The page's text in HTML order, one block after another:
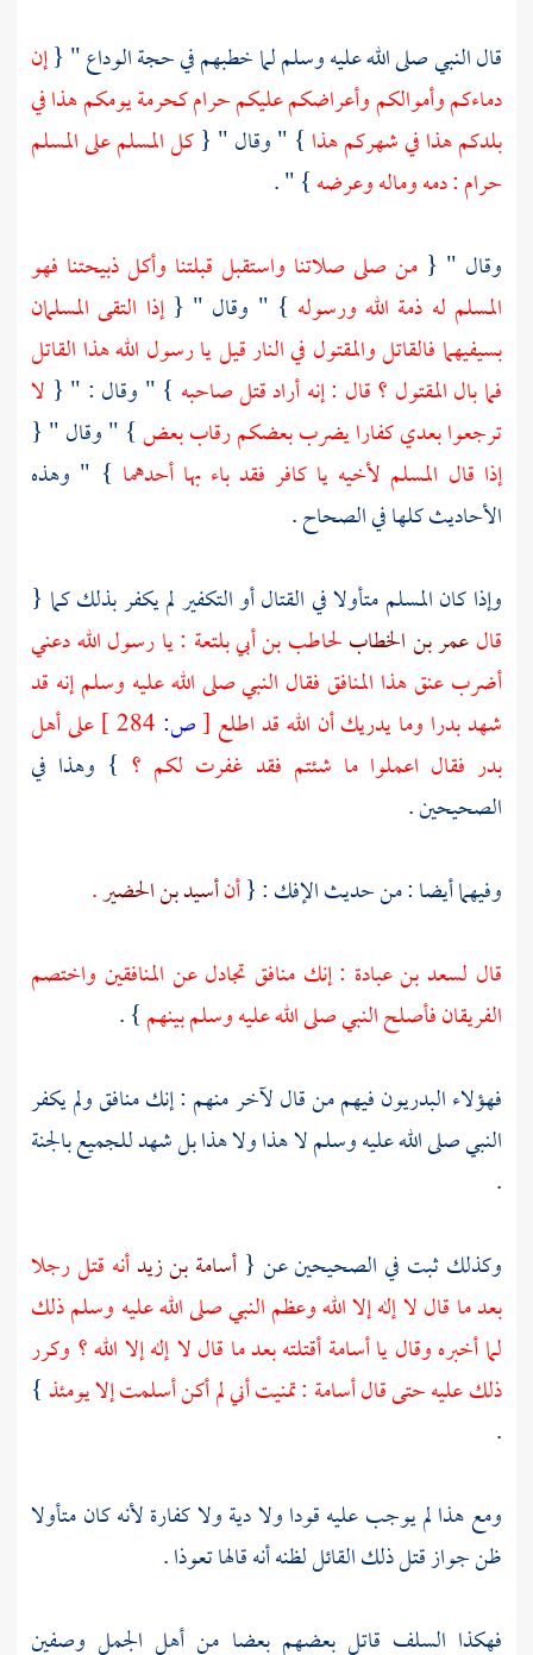
قال النبي صلى الله عليه وسلم لما خطبهم في حجة الوداع " {إن
دماءكم وأموالكم وأعراضكم عليكم حرام كحرمة يومكم هذا في
بلدكم هذا في شهركم هذا } " وقال " {كل المسلم على المسلم
حرام : دمه وماله وعرضه} " .
وقال " {من صلى صلاتنا واستقبل قبلتنا وأكل ذبيحتنا فهو
المسلم له ذمة الله ورسوله } " وقال " {إذا التقى المسلمان
بسيفيهما فالقاتل والمقتول في النار قيل يا رسول الله هذا القاتل
فما بال المقتول ؟ قال : إنه أراد قتل صاحبه } " وقال : " { لا
ترجعوا بعدي كفارا يضرب بعضكم رقاب بعض} " وقال " {
إذا قال المسلم لأخيه يا كافر فقد باء بها أحدهما } " وهذه
الأحاديث كلها في الصحاح .
وإذا كان المسلم متأولا في القتال أو التكفير لم يكفر بذلك كما {
قالعمر بن الخطابلحاطب بن أبي بلتعة : يا رسول الله دعني
أضرب عنق هذا المنافق فقال النبي صلى الله عليه وسلم إنه قد
شهدبدرا وما يدريك أن الله قد اطلع [ص: علىأهل
بدر فقال اعملوا ما شئتم فقد غفرت لكم ؟ } وهذا في
الصحيحين .
وفيهما أيضا : من حديث الإفك : {أنأسيد بن الحضير.
قال لسعد بن عبادة : إنك منافق تجادل عن المنافقين واختصم
الفريقان فأصلح النبي صلى الله عليه وسلم بينهم} .
فهؤلاء البدريون فيهم من قال لآخر منهم : إنك منافق ولم يكفر
النبي صلى الله عليه وسلم لا هذا ولا هذا بل شهد للجميع بالجنة
.
وكذلك ثبت في الصحيحين عن { أسامة بن زيدأنه قتل رجلا
بعد ما قال لا إله إلا الله وعظم النبي صلى الله عليه وسلم ذلك
لما أخبره وقال ياأسامةأقتلته بعد ما قال لا إله إلا الله ؟ وكرر
ذلك عليه حتى قالأسامة : تمنيت أني لم أكن أسلمت إلا يومئذ}
.
ومع هذا لم يوجب عليه قودا ولا دية ولا كفارة لأنه كان متأولا
ظن جواز قتل ذلك القائل لظنه أنه قالها تعوذا .
فهكذا السلف قاتل بعضهم بعضا من أهل الجمل وصفين